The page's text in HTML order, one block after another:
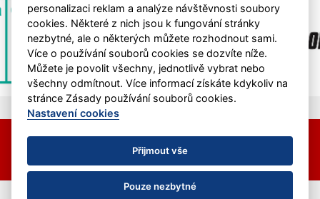
Nastavení cookies
© 2026 HC Hvězda Praha &eSports.cz
personalizaci reklam a analýze návštěvnosti soubory
cookies. Některé z nich jsou k fungování stránky
nezbytné, ale o některých můžete rozhodnout sami.
Více o používání souborů cookies se dozvíte níže.
Můžete je povolit všechny, jednotlivě vybrat nebo
všechny odmítnout. Více informací získáte kdykoliv na
stránce Zásady používání souborů cookies.
Nastavení cookies
Přijmout vše
Pouze nezbytné